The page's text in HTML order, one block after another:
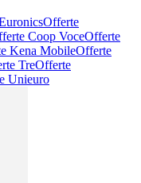
Offerte
Coop VoceOfferte
Kena MobileOfferte
TreOfferte
Unieuro